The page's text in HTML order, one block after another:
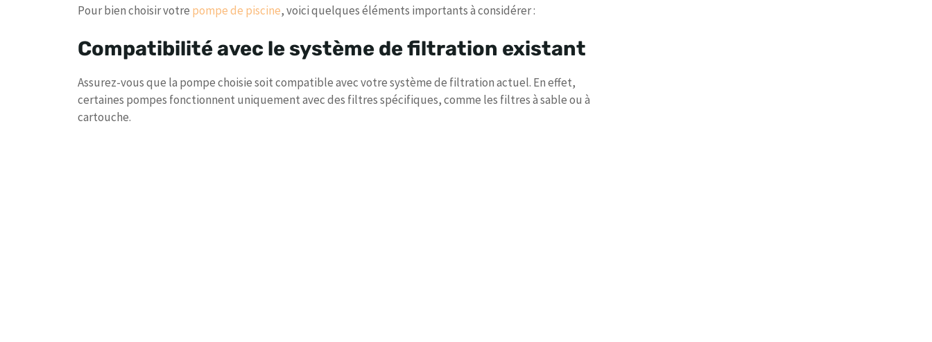
Pour bien choisir votre pompe de piscine, voici quelques éléments importants à considérer :
Compatibilité avec le système de filtration existant
Assurez-vous que la pompe choisie soit compatible avec votre système de filtration actuel. En effet,
certaines pompes fonctionnent uniquement avec des filtres spécifiques, comme les filtres à sable ou à
cartouche.